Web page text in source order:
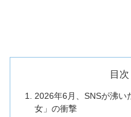
目次
2026年6月、SNSが沸
女」の衝撃